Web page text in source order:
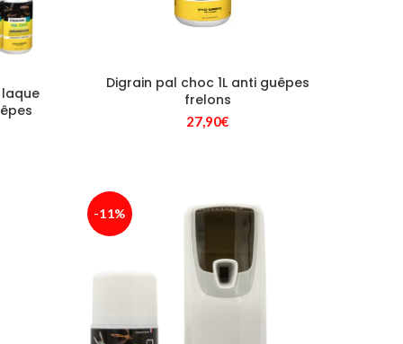
Digrain pal choc 1L anti guêpes
frelons
27,90€
-11%